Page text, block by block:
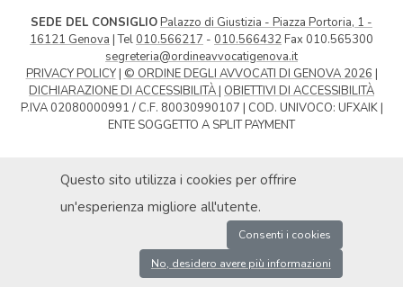
Questo sito utilizza i cookies per offrire
un'esperienza migliore all'utente.
Consenti i cookies
No, desidero avere più informazioni
SEDE DEL CONSIGLIOPalazzo di Giustizia - Piazza Portoria, 1 -
16121 Genova | Tel 010.566217 - 010.566432Fax 010.565300
segreteria@ordineavvocatigenova.it
PRIVACY POLICY| © ORDINE DEGLI AVVOCATI DI GENOVA 2026 |
DICHIARAZIONE DI ACCESSIBILITÀ| OBIETTIVI DI ACCESSIBILITÀ
P.IVA 02080000991 / C.F. 80030990107 | COD. UNIVOCO: UFXAIK |
ENTE SOGGETTO A SPLIT PAYMENT